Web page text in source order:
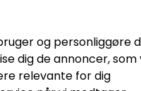
og personliggøre
dig de annoncer,
relevante for dig